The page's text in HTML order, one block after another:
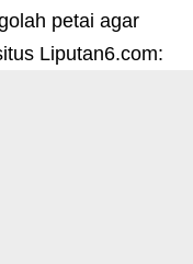
petai agar
Liputan6.com: